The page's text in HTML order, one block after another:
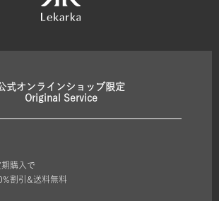
式オンラインショップ限定
Original Service
期購入で
割引&送料無料